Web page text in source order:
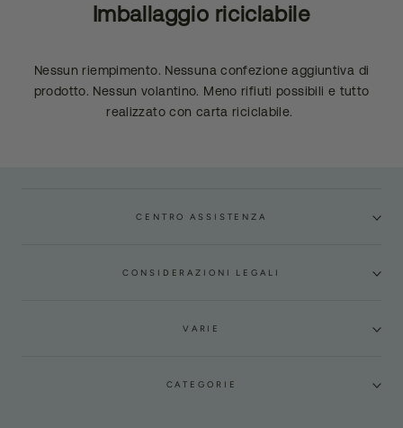
Imballaggio riciclabile
Nessun riempimento. Nessuna confezione aggiuntiva di
prodotto. Nessun volantino. Meno rifiuti possibili e tutto
realizzato con carta riciclabile.
CENTRO ASSISTENZA
CONSIDERAZIONI LEGALI
VARIE
CATEGORIE